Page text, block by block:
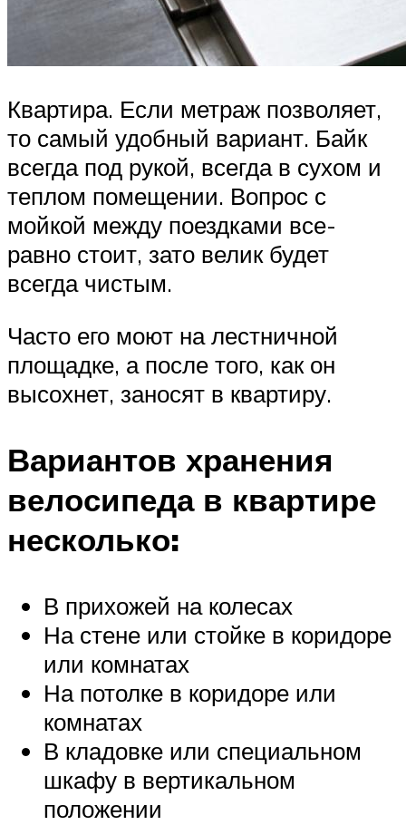
Квартира. Если метраж позволяет,
то самый удобный вариант. Байк
всегда под рукой, всегда в сухом и
теплом помещении. Вопрос с
мойкой между поездками все-
равно стоит, зато велик будет
всегда чистым.
Часто его моют на лестничной
площадке, а после того, как он
высохнет, заносят в квартиру.
Вариантов хранения
велосипеда в квартире
несколько:
В прихожей на колесах
На стене или стойке в коридоре
или комнатах
На потолке в коридоре или
комнатах
В кладовке или специальном
шкафу в вертикальном
положении